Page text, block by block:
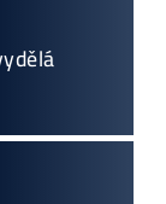
Začíná?